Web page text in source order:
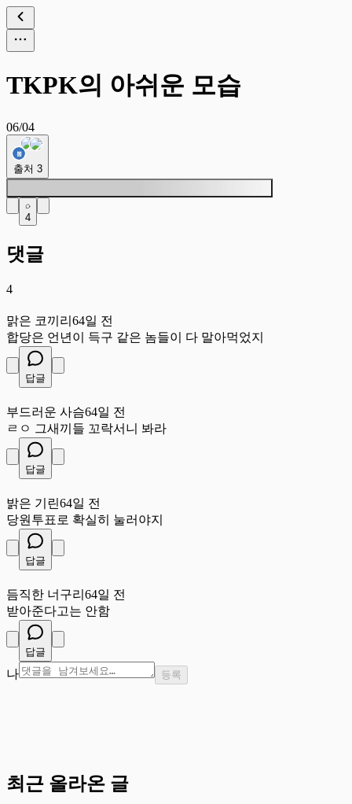
TKPK의 아쉬운 모습
06/04
출처 3
4
댓글
4
맑은 코끼리 64일 전
합당은 언년이 득구 같은 놈들이 다 말아먹었지
답글
부드러운 사슴64일 전
ㄹㅇ 그새끼들 꼬락서니 봐라
답글
밝은 기린64일 전
당원투표로 확실히 눌러야지
답글
듬직한 너구리 64일 전
받아준다고는 안함
답글
나 등록
최근 올라온 글